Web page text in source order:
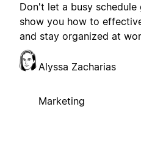
Don't let a busy schedule
show you how to
and stay organized at
Alyssa Zacharias
Marketing